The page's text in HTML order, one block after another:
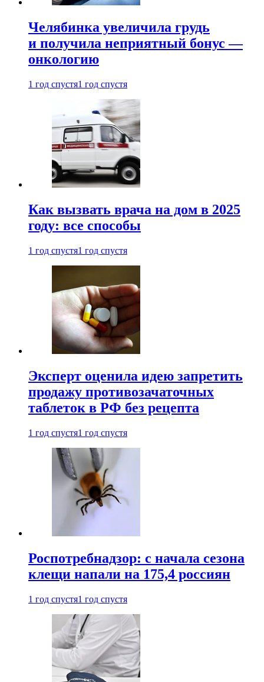
Челябинка увеличила грудь
и получила неприятный бонус —
онкологию
1 год спустя1 год спустя
Как вызвать врача на дом в 2025
году: все способы
1 год спустя1 год спустя
Эксперт оценила идею запретить
продажу противозачаточных
таблеток в РФ без рецепта
1 год спустя1 год спустя
Роспотребнадзор: с начала сезона
клещи напали на 175,4 россиян
1 год спустя1 год спустя